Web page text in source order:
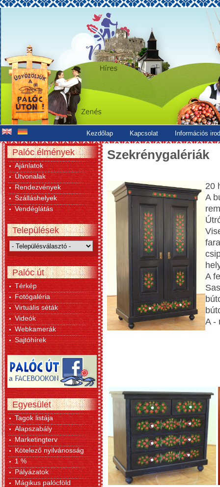
Kezdőlap Kapcsolat Információs
Palóc élmények
Ajánlatok
Útvonalak
Rendezvények
Szálláshelyek
Vendéglátás
Települések
Palóc út
Térkép
Fotógaléria
Virtuális séták
Videók
Webkamerák
Sajtóhírek
Egyesület
Tagok listája
Alapszabály
Marketingterv
Kötelező nyilvánosság
1 %
Pályázatok
Mágikus palócföld
Szekrénygalériák
20
A
A
A -